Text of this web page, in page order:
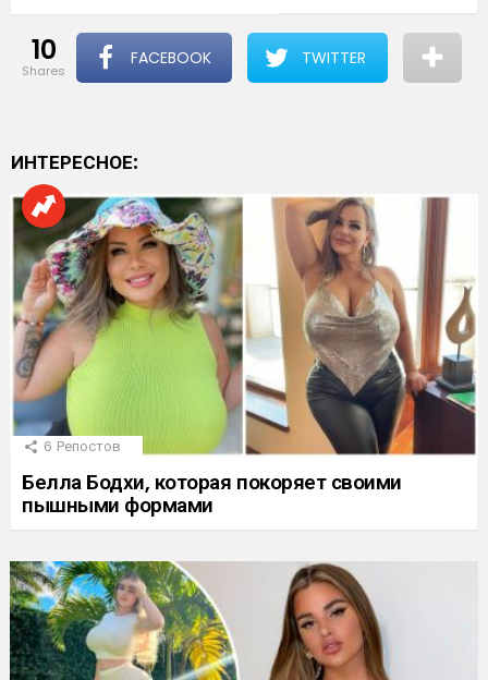
10
shares
FACEBOOK TWITTER
ИНТЕРЕСНОЕ:
6 Репостов
Белла Бодхи, которая покоряет своими
пышными формами